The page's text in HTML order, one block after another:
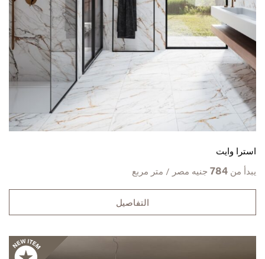
استرا وايت
يبدأ من 784 جنيه مصر / متر مربع
التفاصيل